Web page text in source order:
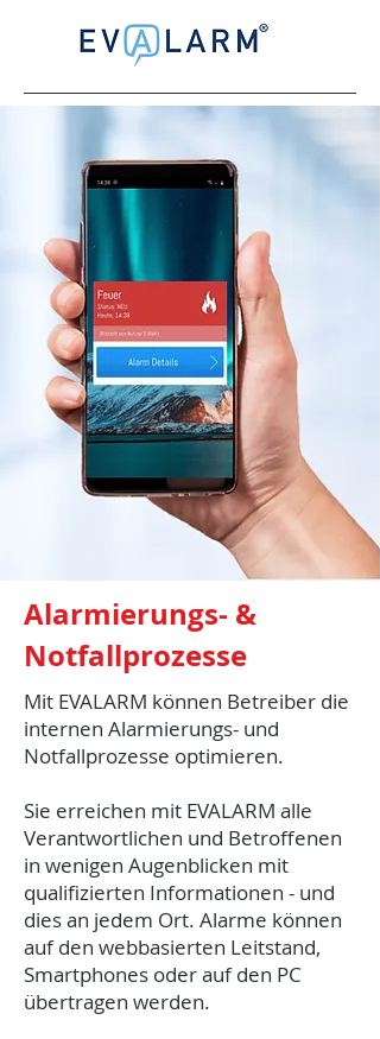
Alarmierungs- &
Notfallprozesse
Mit EVALARM können Betreiber die
internen Alarmierungs- und
Notfallprozesse optimieren.
Sie erreichen mit EVALARM alle
Verantwortlichen und Betroffenen
in wenigen Augenblicken mit
qualifizierten Informationen - und
dies an jedem Ort. Alarme können
auf den webbasierten Leitstand,
Smartphones oder auf den PC
übertragen werden.